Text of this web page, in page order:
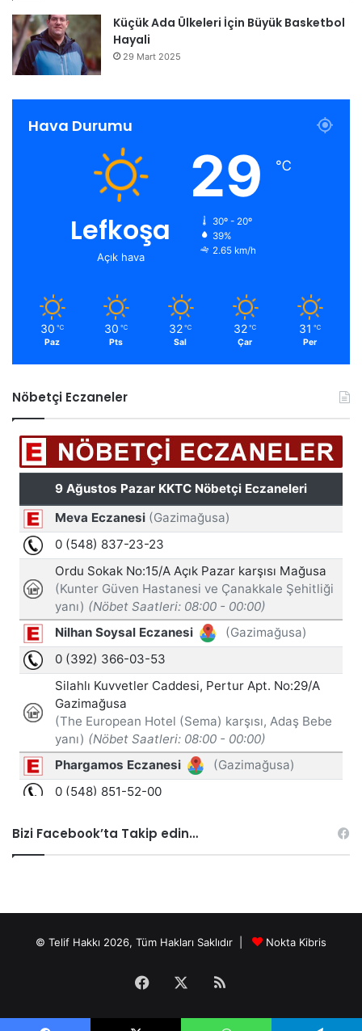
Küçük Ada Ülkeleri İçin Büyük Basketbol
Hayali
29 Mart 2025
Hava Durumu
Lefkoşa
Açık hava
29 ℃
30º - 20º
39%
2.65 km/h
30 ℃
Paz
30 ℃
Pts
32 ℃
Sal
32 ℃
Çar
31 ℃
Per
Nöbetçi Eczaneler
Bizi Facebook’ta Takip edin…
© Telif Hakkı 2026, Tüm Hakları Saklıdır | Nokta Kibris
Facebook